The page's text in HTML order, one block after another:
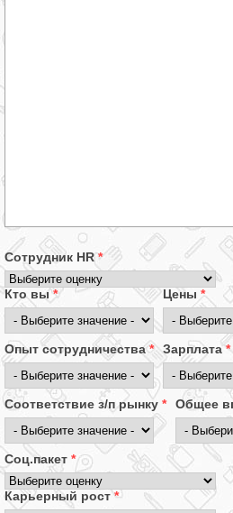
Сотрудник HR*
Кто вы* Цены *
Опыт сотрудничества* Зарплата*
Соответствие з/п рынку * Общее
Соц.пакет *
Карьерный рост*